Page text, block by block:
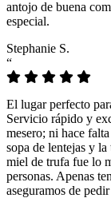
antojo de buena
especial.
Stephanie S.
“
El lugar perfecto
Servicio rápido y
mesero; ni hace
sopa de lentejas y
miel de trufa fue lo
personas. Apenas
aseguramos de